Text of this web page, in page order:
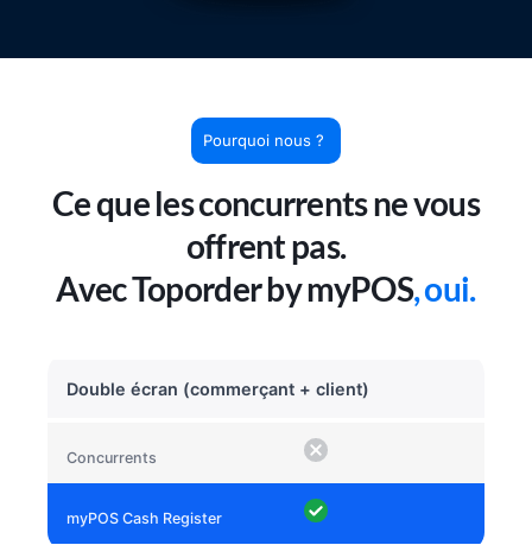
Pourquoi nous ?
Ce que les concurrents ne vous
offrent pas.
Avec Toporder by myPOS, oui.
Double écran (commerçant + client)